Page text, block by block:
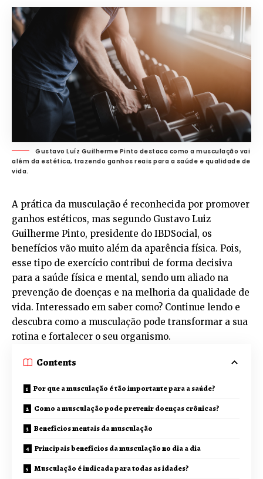
Gustavo Luíz Guilherme Pinto destaca como a musculação vai
além da estética, trazendo ganhos reais para a saúde e qualidade de
vida.
A prática da musculação é reconhecida por promover
ganhos estéticos, mas segundo Gustavo Luiz
Guilherme Pinto, presidente do IBDSocial, os
benefícios vão muito além da aparência física. Pois,
esse tipo de exercício contribui de forma decisiva
para a saúde física e mental, sendo um aliado na
prevenção de doenças e na melhoria da qualidade de
vida. Interessado em saber como? Continue lendo e
descubra como a musculação pode transformar a sua
rotina e fortalecer o seu organismo.
Contents
Por que a musculação é tão importante para a saúde?
Como a musculação pode prevenir doenças crônicas?
Benefícios mentais da musculação
Principais benefícios da musculação no dia a dia
Musculação é indicada para todas as idades?